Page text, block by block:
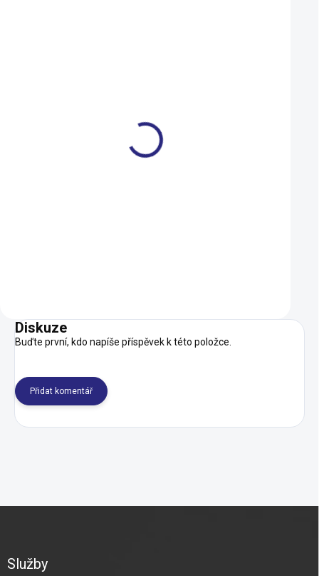
Diskuze
Buďte první, kdo napíše příspěvek k této položce.
Přidat komentář
Služby